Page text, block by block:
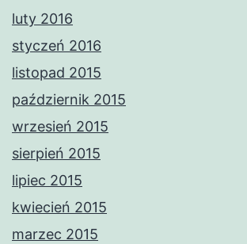
luty 2016
styczeń 2016
listopad 2015
październik 2015
wrzesień 2015
sierpień 2015
lipiec 2015
kwiecień 2015
marzec 2015